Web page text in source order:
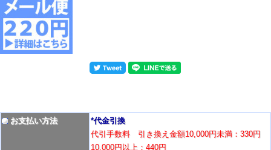
お支払い方法
*代金引換
代引手数料 引き換え金額10,000円未満：330円
10,000円以上：440円